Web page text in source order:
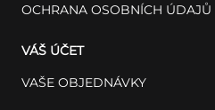
OCHRANA OSOBNÍCH ÚDAJŮ
VÁŠ ÚČET
VAŠE OBJEDNÁVKY